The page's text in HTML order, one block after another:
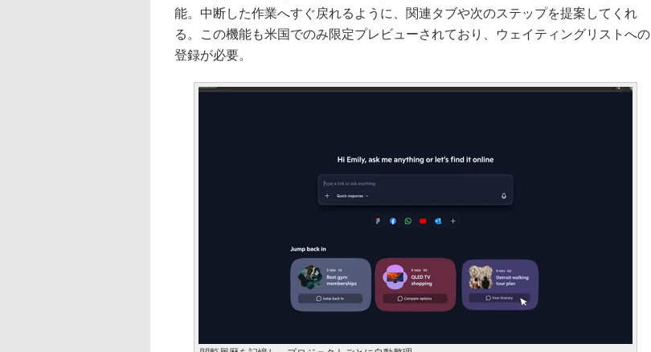
能。中断した作業へすぐ戻れるように、関連タブや次のステップを提案してくれ
る。この機能も米国でのみ限定プレビューされており、ウェイティングリストへの
登録が必要。